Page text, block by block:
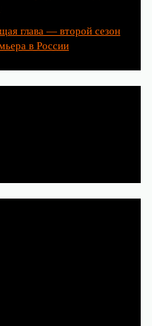
глава — второй сезон
в России